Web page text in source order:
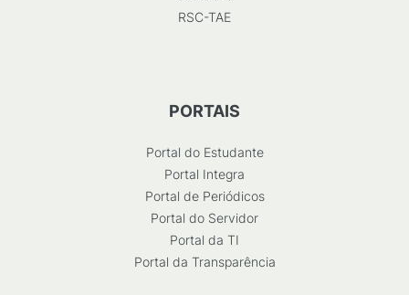
RSC-TAE
PORTAIS
Portal do Estudante
Portal Integra
Portal de Periódicos
Portal do Servidor
Portal da TI
Portal da Transparência